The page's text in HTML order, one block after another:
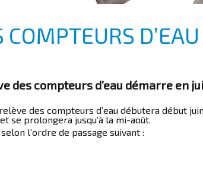
COMPTEURS D’EAU
des compteurs d’eau démarre en
des compteurs d’eau débutera début
se prolongera jusqu’à la mi-août.
l’ordre de passage suivant :